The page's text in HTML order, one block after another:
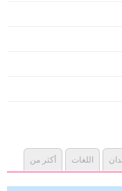
اللغات أكثر من